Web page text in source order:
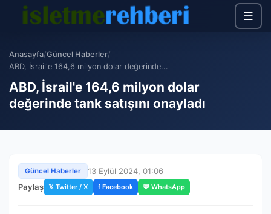
☰
Anasayfa/Güncel Haberler/
ABD, İsrail'e 164,6 milyon dolar değerinde...
ABD, İsrail'e 164,6 milyon dolar
değerinde tank satışını onayladı
Güncel Haberler
13 Eylül 2024, 01:06
Paylaş 𝕏 Twitter / X f Facebook 💬 WhatsApp